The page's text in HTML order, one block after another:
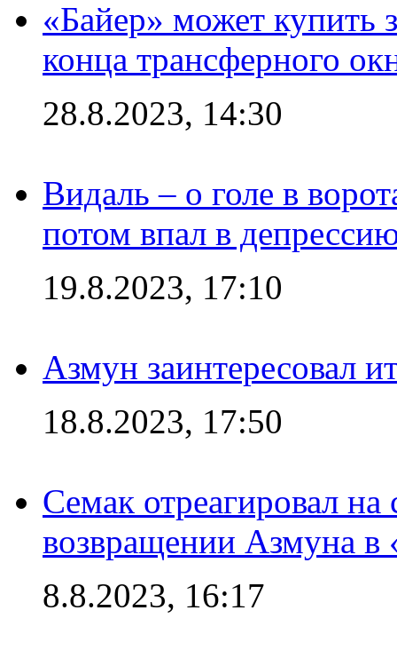
«Байер» может купить
конца трансферного
28.8.2023, 14:30
Видаль – о голе в
потом впал в
19.8.2023, 17:10
Азмун заинтересовал
18.8.2023, 17:50
Семак отреагировал
возвращении Азмуна в
8.8.2023, 16:17